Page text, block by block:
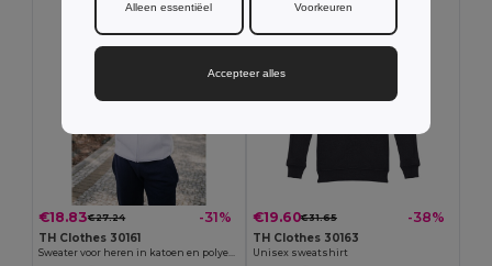
€18.83€27.24 -31%
TH Clothes 30161
€19.60€31.65 -38%
TH Clothes 30163
Unisex sweatshirt
Alleen essentiëel Voorkeuren
Accepteer alles